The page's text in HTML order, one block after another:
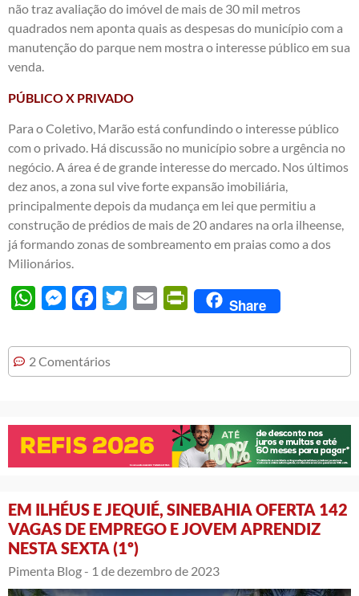
não traz avaliação do imóvel de mais de 30 mil metros
quadrados nem aponta quais as despesas do município com a
manutenção do parque nem mostra o interesse público em sua
venda.
PÚBLICO X PRIVADO
Para o Coletivo, Marão está confundindo o interesse público
com o privado. Há discussão no município sobre a urgência no
negócio. A área é de grande interesse do mercado. Nos últimos
dez anos, a zona sul vive forte expansão imobiliária,
principalmente depois da mudança em lei que permitiu a
construção de prédios de mais de 20 andares na orla ilheense,
já formando zonas de sombreamento em praias como a dos
Milionários.
WhatsAppMessengerFacebook
Twitter Email PrintFriendly
Share
2 Comentários
EM ILHÉUS E JEQUIÉ, SINEBAHIA OFERTA 142
VAGAS DE EMPREGO E JOVEM APRENDIZ
NESTA SEXTA (1º)
Pimenta Blog - 1 de dezembro de 2023